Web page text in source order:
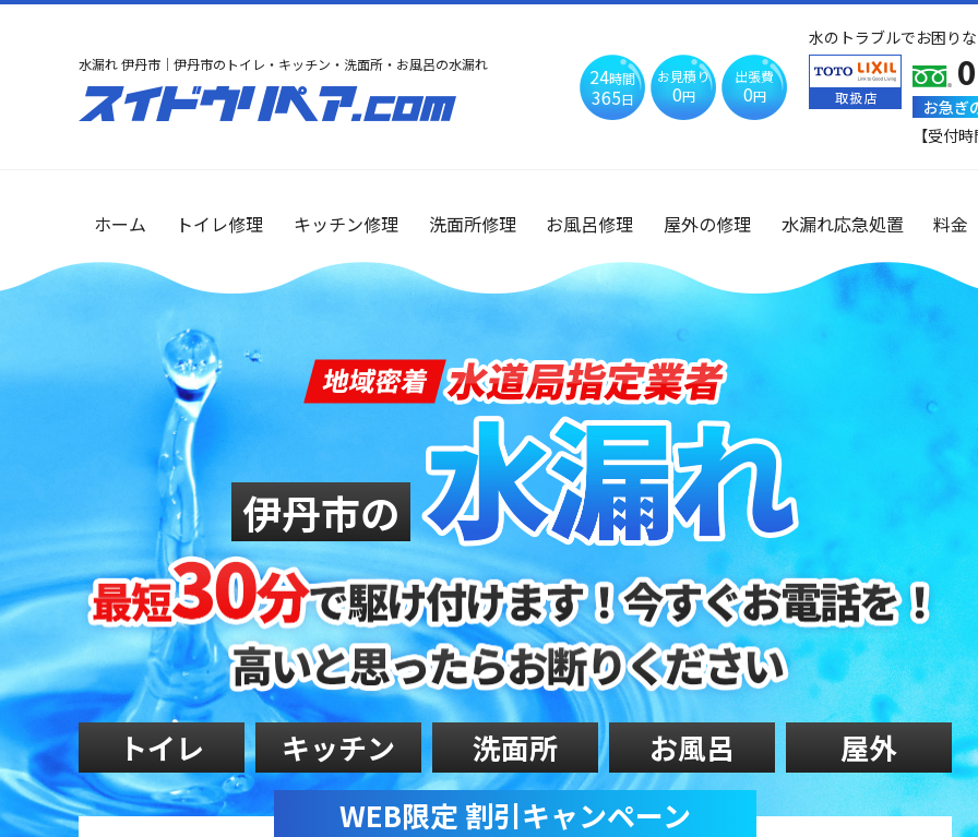
水漏れ 伊丹市｜伊丹市のトイレ・キッチン・洗面所・お風呂の水漏れ 24時間
365日
お見積り
0円
出張費
0円
水のトラブルでお困り
お急ぎ
【受付
ホーム トイレ修理 キッチン修理 洗面所修理 お風呂修理 屋外の修理 水漏れ応急処置 料金
伊丹市の
トイレ キッチン 洗面所 お風呂
屋外
WEB限定 割引キャンペーン